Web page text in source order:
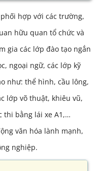
hợp với các trường,
hữu quan tổ chức và
gia các lớp đào tạo ngắn
ngoại ngữ, các lớp kỹ
như: thể hình, cầu lông,
lớp võ thuật, khiêu vũ,
thi bằng lái xe A1,…
văn hóa lành mạnh,
nghiệp.